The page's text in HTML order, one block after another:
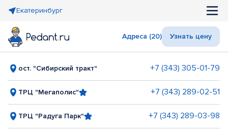
Екатеринбург
Адреса (20) Узнать цену
ост. "Сибирский тракт" +7 (343) 305-01-79
ТРЦ "Мегаполис" +7 (343) 289-02-51
ТРЦ "Радуга Парк" +7 (343) 289-03-98